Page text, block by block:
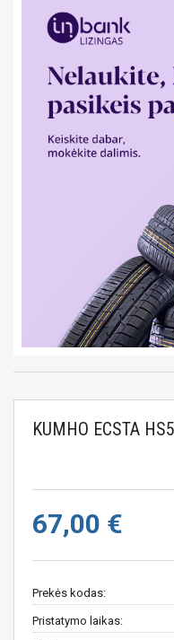
KUMHO ECSTA
67,00 €
Prekės kodas:
Pristatymo laikas: